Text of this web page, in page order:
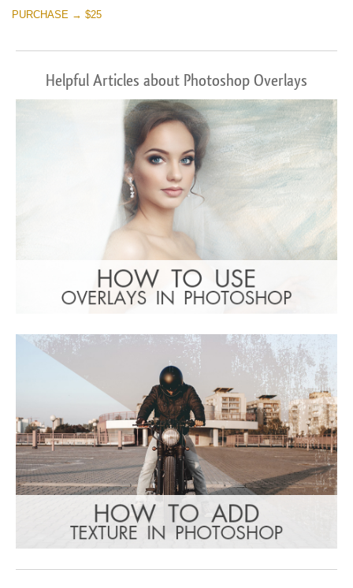
PURCHASE → $25
Helpful Articles about Photoshop Overlays